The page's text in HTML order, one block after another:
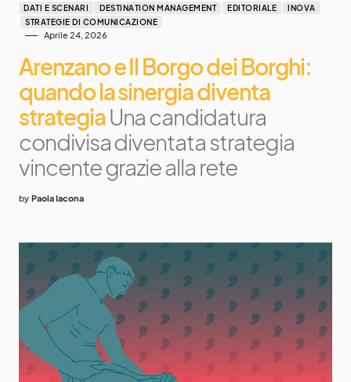
DATI E SCENARI DESTINATION MANAGEMENT EDITORIALE
INOVA
STRATEGIE DI COMUNICAZIONE
Aprile 24, 2026
Arenzano e Il Borgo dei Borghi:
quando la sinergia diventa
strategiaUna candidatura
condivisa diventata strategia
vincente grazie alla rete
by Paola Iacona